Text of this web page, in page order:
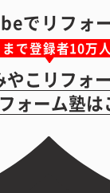
でリフォ
で登録者10万
やこリフォ
ォーム塾は